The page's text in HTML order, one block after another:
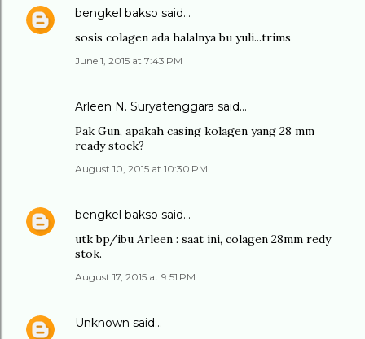
bengkel bakso said…
sosis colagen ada halalnya bu yuli...trims
June 1, 2015 at 7:43 PM
Arleen N. Suryatenggara said…
Pak Gun, apakah casing kolagen yang 28 mm
ready stock?
August 10, 2015 at 10:30 PM
bengkel bakso said…
utk bp/ibu Arleen : saat ini, colagen 28mm redy
stok.
August 17, 2015 at 9:51 PM
Unknown said…